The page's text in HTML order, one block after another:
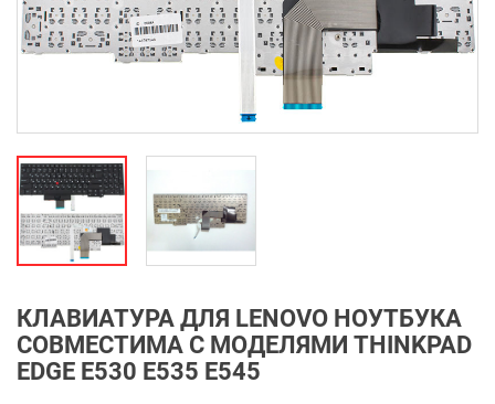
КЛАВИАТУРА ДЛЯ LENOVO НОУТБУКА
СОВМЕСТИМА С МОДЕЛЯМИ THINKPAD
EDGE E530 E535 E545